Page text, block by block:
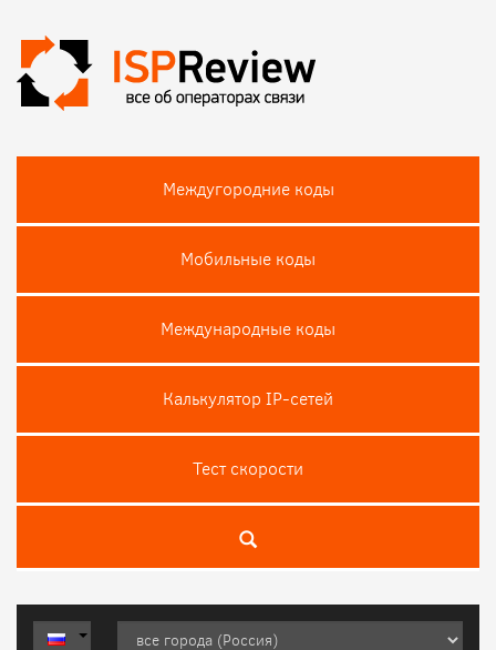
Междугородние коды
Мобильные коды
Международные коды
Калькулятор IP-сетей
Тест скороcти